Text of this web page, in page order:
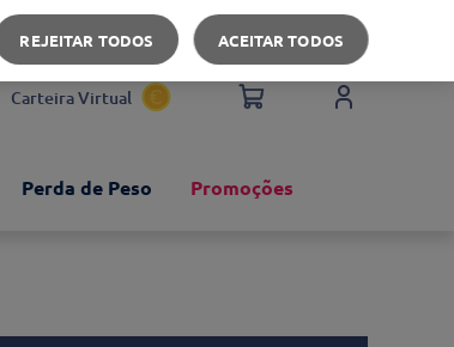
Apoio ao cliente
Carteira Virtual
Perda de Peso Promoções
REJEITAR TODOS ACEITAR TODOS